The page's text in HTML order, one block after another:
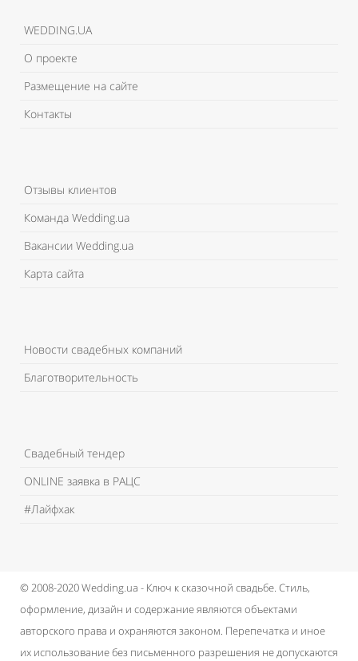
WEDDING.UA
О проекте
Размещение на сайте
Контакты
Отзывы клиентов
Команда Wedding.ua
Вакансии Wedding.ua
Карта сайта
Новости свадебных компаний
Благотворительность
Свадебный тендер
ONLINE заявка в РАЦС
#Лайфхак
© 2008-2020 Wedding.ua - Ключ к сказочной свадьбе. Стиль,
оформление, дизайн и содержание являются объектами
авторского права и охраняются законом. Перепечатка и иное
их использование без письменного разрешения не допускаются